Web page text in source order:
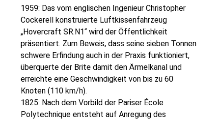
1959: Das vom englischen Ingenieur Christopher
Cockerell konstruierte Luftkissenfahrzeug
„Hovercraft SR.N1“ wird der Öffentlichkeit
präsentiert. Zum Beweis, dass seine sieben Tonnen
schwere Erfindung auch in der Praxis funktioniert,
überquerte der Brite damit den Ärmelkanal und
erreichte eine Geschwindigkeit von bis zu 60
Knoten (110 km/h).
1825: Nach dem Vorbild der Pariser École
Polytechnique entsteht auf Anregung des